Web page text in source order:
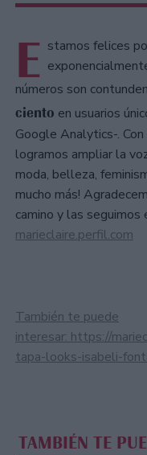
E stamos felices
números son
ciento en usuarios
Google Analytics-.
logramos ampliar la
moda, belleza,
mucho más!
camino y las
marieclaire.perfil.com
También te puede
interesar: https://
tapa-looks-isabeli-
TAMBIÉN TE